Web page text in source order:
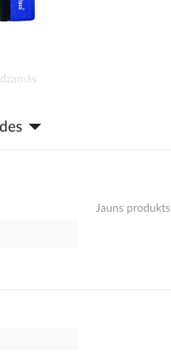
Jauns produkts